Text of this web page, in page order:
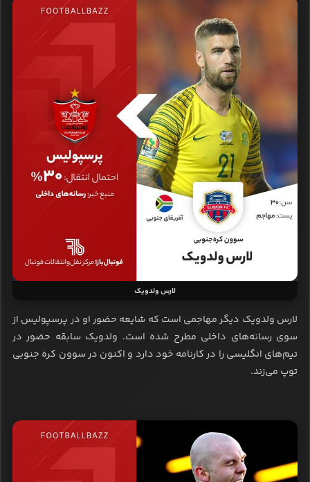
لارس ولدویک
لارس ولدویک دیگر مهاجمی است که شایعه حضور او در پرسپولیس از
سوی رسانه‌های داخلی مطرح شده است. ولدویک سابقه حضور در
تیم‌های انگلیسی را در کارنامه خود دارد و اکنون در سوون کره‌ جنوبی
توپ می‌زند.